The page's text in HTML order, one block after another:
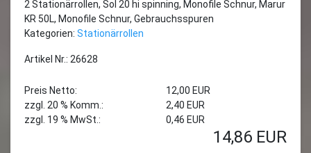
2 Stationärrollen, Sol 20 hi spinning, Monofile Schnur, Marur
KR 50L, Monofile Schnur, Gebrauchsspuren
Kategorien: Stationärrollen
Artikel Nr.: 26628
Preis Netto:
12,00 EUR
zzgl. 20 % Komm.:
2,40 EUR
zzgl. 19 % MwSt.:
0,46 EUR
14,86 EUR